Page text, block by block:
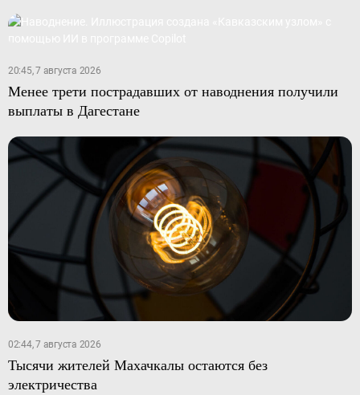
20:45, 7 августа 2026
Менее трети пострадавших от наводнения получили
выплаты в Дагестане
02:44, 7 августа 2026
Тысячи жителей Махачкалы остаются без
электричества